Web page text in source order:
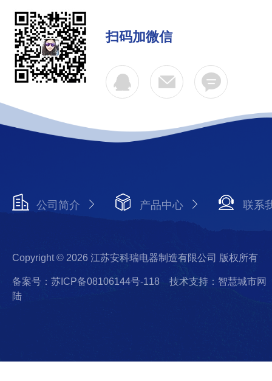
扫码加微信
公司简介 产品中心 联系
Copyright © 2026 江苏安科瑞电器制造有限公司 版权所有
备案号：苏ICP备08106144号-118
技术支持：智慧城市网
陆